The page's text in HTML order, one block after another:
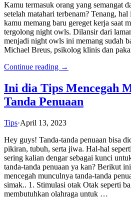
Kamu termasuk orang yang semangat
setelah matahari terbenam? Tenang,
kamu memang baru gereget kerja saat
tergolong night owls. Dilansir dari
menjadi night owls ini memang sudah
Michael Breus, psikolog klinis dan
Continue reading →
Ini dia Tips Mencegah
Tanda Penuaan
Tips·April 13, 2023
Hey guys! Tanda-tanda penuaan bisa
pikiran, tubuh, serta jiwa. Hal-hal
sering kalian dengar sebagai kunci
tanda-tanda penuaan ya kan? Berikut
mencegah munculnya tanda-tanda
simak.. 1. Stimulasi otak Otak seperti
membutuhkan olahraga untuk …